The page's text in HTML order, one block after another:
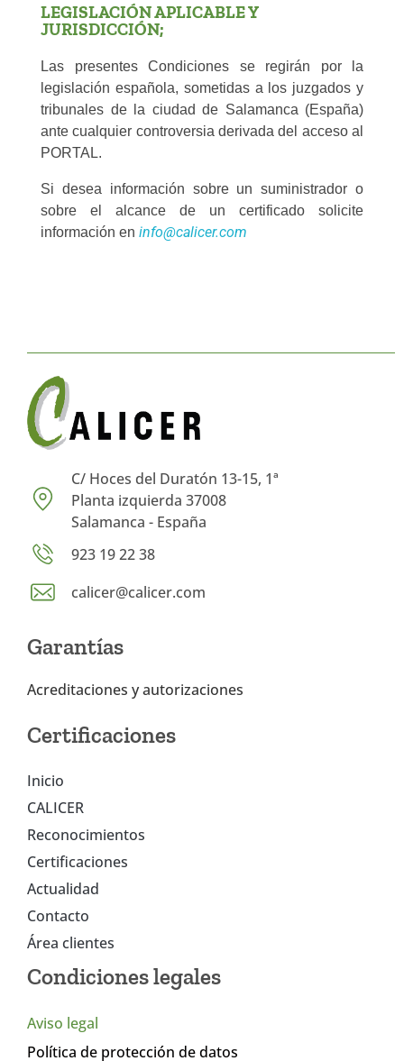
LEGISLACIÓN APLICABLE Y
JURISDICCIÓN;
Las presentes Condiciones se regirán por la
legislación española, sometidas a los juzgados y
tribunales de la ciudad de Salamanca (España)
ante cualquier controversia derivada del acceso al
PORTAL.
Si desea información sobre un suministrador o
sobre el alcance de un certificado solicite
información en info@calicer.com
C/ Hoces del Duratón 13-15, 1ª
Planta izquierda 37008
Salamanca - España
923 19 22 38
calicer@calicer.com
Garantías
Acreditaciones y autorizaciones
Certificaciones
Inicio
CALICER
Reconocimientos
Certificaciones
Actualidad
Contacto
Área clientes
Condiciones legales
Aviso legal
Política de protección de datos